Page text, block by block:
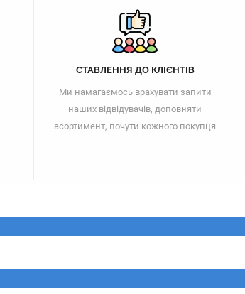
СТАВЛЕННЯ ДО КЛІЄНТІВ
Ми намагаємось врахувати запити
наших відвідувачів, доповняти
асортимент, почути кожного покупця